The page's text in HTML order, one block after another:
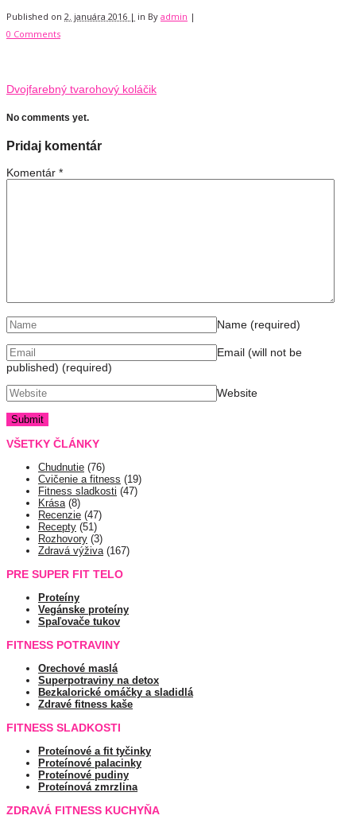
Published on 2. januára 2016 | in By admin |
0 Comments
Dvojfarebný tvarohový koláčik
No comments yet.
Pridaj komentár
Komentár *
Name (required)
Email (will not be
published) (required)
Website
VŠETKY ČLÁNKY
Chudnutie (76)
Cvičenie a fitness (19)
Fitness sladkosti (47)
Krása(8)
Recenzie (47)
Recepty (51)
Rozhovory (3)
Zdravá výživa(167)
PRE SUPER FIT TELO
Proteíny
Vegánske proteíny
Spaľovače tukov
FITNESS POTRAVINY
Orechové maslá
Superpotraviny na detox
Bezkalorické omáčky a sladidlá
Zdravé fitness kaše
FITNESS SLADKOSTI
Proteínové a fit tyčinky
Proteínové palacinky
Proteínové pudiny
Proteínová zmrzlina
ZDRAVÁ FITNESS KUCHYŇA